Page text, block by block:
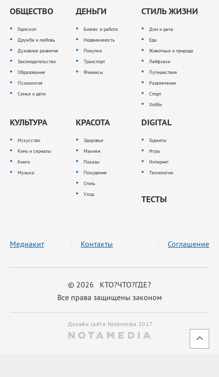
ОБЩЕСТВО
Гороскоп
Дружба и любовь
Духовное развитие
Законодательство
Образование
Психология
Семья и дети
ДЕНЬГИ
Бизнес и работа
Недвижимость
Покупки
Транспорт
Финансы
СТИЛЬ ЖИЗНИ
Дом и дача
Еда
Животные и природа
Лайфхаки
Путешествия
Развлечения
Спорт
Хобби
КУЛЬТУРА
Искусство
Кино и сериалы
Книги
Музыка
КРАСОТА
Здоровье
Макияж
Показы
Похудение
Стиль
Уход
DIGITAL
Гаджеты
Игры
Интернет
Технологии
ТЕСТЫ
© 2026 КТО?ЧТО?ГДЕ?
Все права защищены законом
Медиакит Контакты Соглашение
Дизайн сайта Notamedia 2017